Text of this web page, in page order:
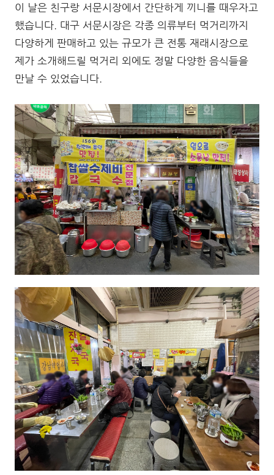
이 날은 친구랑 서문시장에서 간단하게 끼니를 때우자고
했습니다. 대구 서문시장은 각종 의류부터 먹거리까지
다양하게 판매하고 있는 규모가 큰 전통 재래시장으로
제가 소개해드릴 먹거리 외에도 정말 다양한 음식들을
만날 수 있었습니다.